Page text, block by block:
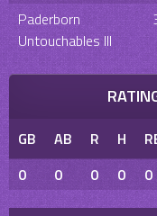
Paderborn
Untouchables III
GB AB R H
0
0 0 0 0